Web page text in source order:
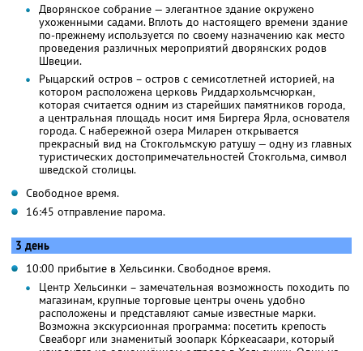
Дворянское собрание — элегантное здание окружено
ухоженными садами. Вплоть до настоящего времени здание
по-прежнему используется по своему назначению как место
проведения различных мероприятий дворянских родов
Швеции.
Рыцарский остров – остров с семисотлетней историей, на
котором расположена церковь Риддархольмсчюркан,
которая считается одним из старейших памятников города,
а центральная площадь носит имя Биргера Ярла, основателя
города. С набережной озера Миларен открывается
прекрасный вид на Стокгольмскую ратушу — одну из главных
туристических достопримечательностей Стокгольма, символ
шведской столицы.
Свободное время.
16:45 отправление парома.
3 день
10:00 прибытие в Хельсинки. Свободное время.
Центр Хельсинки – замечательная возможность походить по
магазинам, крупные торговые центры очень удобно
расположены и представляют самые известные марки.
Возможна экскурсионная программа: посетить крепость
Свеаборг или знаменитый зоопарк Ко́ркеасаари, который